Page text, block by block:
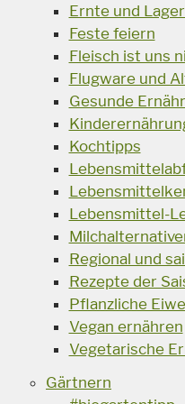
Ernte und
Feste feiern
Fleisch ist uns
Flugware und
Gesunde
Kochtipps
Lebensmittel-
Regional und
Rezepte der
Pflanzliche
Vegan ernähren
Vegetarische
Gärtnern